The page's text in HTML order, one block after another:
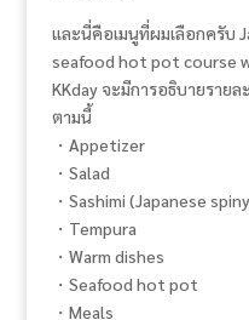
และนี่คือเมนูที่ผมเลือกครับ
seafood hot pot course
KKday จะมีการอธิบายราย
ตามนี้
・Appetizer
・Salad
・Sashimi (Japanese
・Tempura
・Warm dishes
・Seafood hot pot
・Meals